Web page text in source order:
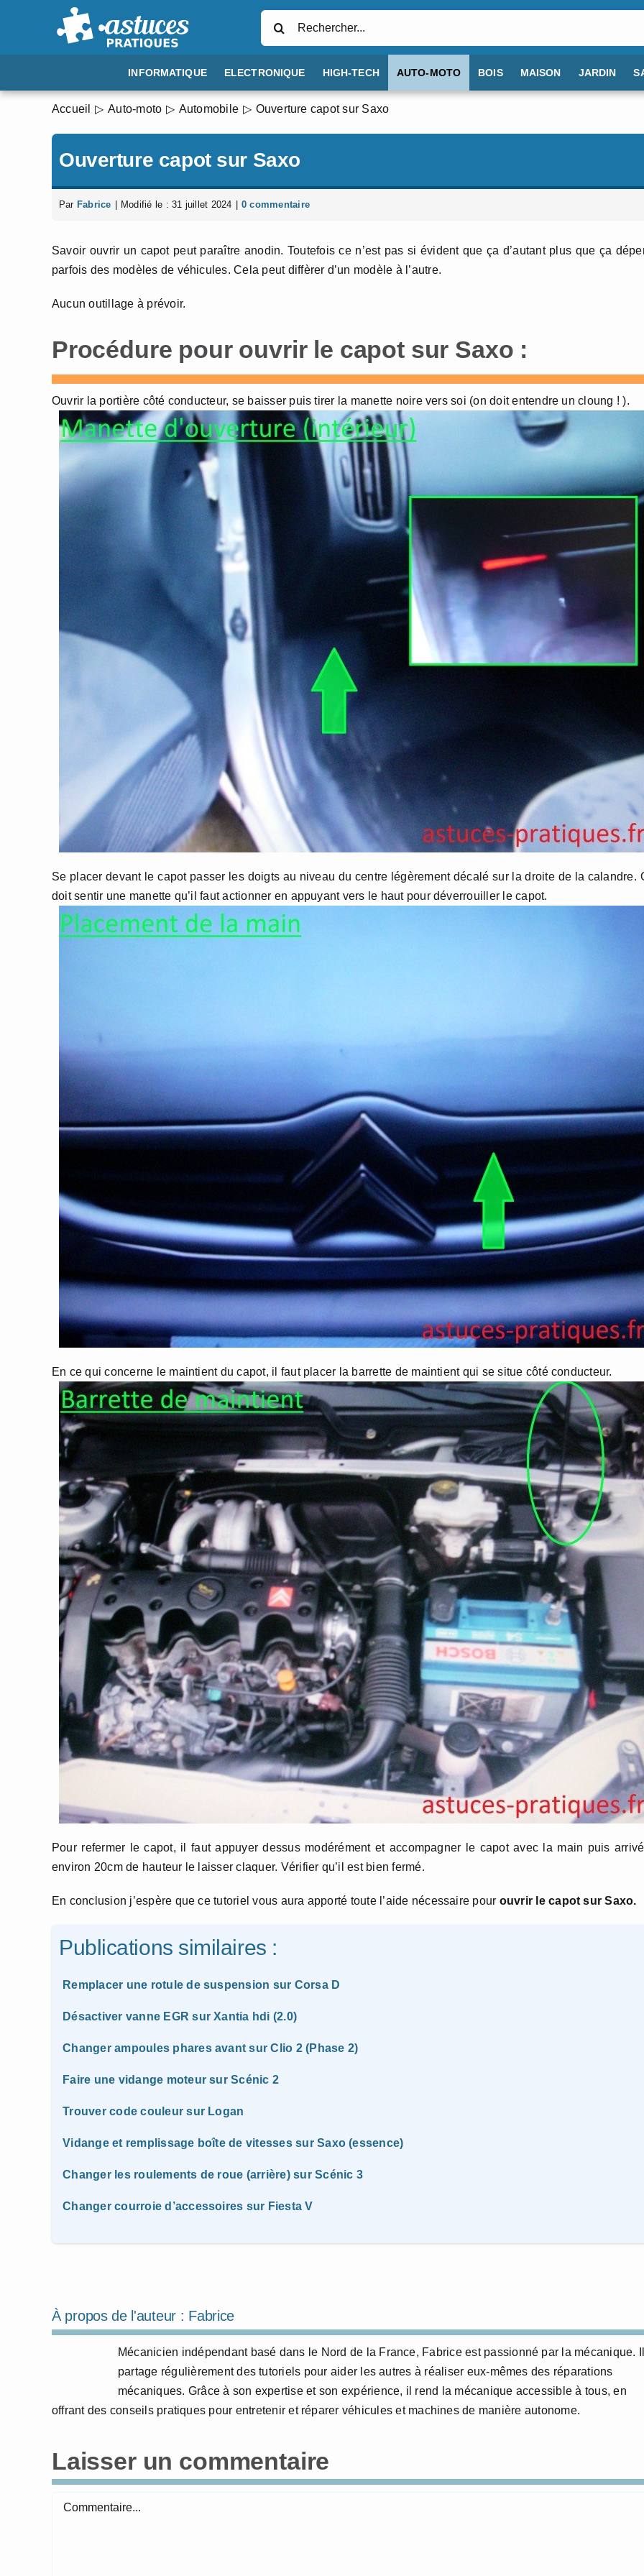
INFORMATIQUE ELECTRONIQUE HIGH-TECH AUTO-MOTO BOIS MAISON JARDIN
Accueil Auto-moto Automobile Ouverture capot sur Saxo
Ouverture capot sur Saxo
Par Fabrice Modifié le : 31 juillet 2024 0 commentaire
Savoir ouvrir un capot peut paraître anodin. Toutefois ce n’est pas si évident que ça d’autant plus que ça
parfois des modèles de véhicules. Cela peut diffèrer d’un modèle à l’autre.
Aucun outillage à prévoir.
Procédure pour ouvrir le capot sur Saxo :
Ouvrir la portière côté conducteur, se baisser puis tirer la manette noire vers soi (on doit entendre un cloung ! ).
Se placer devant le capot passer les doigts au niveau du centre légèrement décalé sur la droite de la calandre.
doit sentir une manette qu’il faut actionner en appuyant vers le haut pour déverrouiller le capot.
En ce qui concerne le maintient du capot, il faut placer la barrette de maintient qui se situe côté conducteur.
Pour refermer le capot, il faut appuyer dessus modérément et accompagner le capot avec la main puis
environ 20cm de hauteur le laisser claquer. Vérifier qu’il est bien fermé.
En conclusion j’espère que ce tutoriel vous aura apporté toute l’aide nécessaire pour ouvrir le capot sur Saxo.
Publications similaires :
Remplacer une rotule de suspension sur Corsa D
Désactiver vanne EGR sur Xantia hdi (2.0)
Changer ampoules phares avant sur Clio 2 (Phase 2)
Faire une vidange moteur sur Scénic 2
Trouver code couleur sur Logan
Vidange et remplissage boîte de vitesses sur Saxo (essence)
Changer les roulements de roue (arrière) sur Scénic 3
Changer courroie d’accessoires sur Fiesta V
À propos de l'auteur : Fabrice
Mécanicien indépendant basé dans le Nord de la France, Fabrice est passionné par la mécanique.
partage régulièrement des tutoriels pour aider les autres à réaliser eux-mêmes des réparations
mécaniques. Grâce à son expertise et son expérience, il rend la mécanique accessible à tous, en
offrant des conseils pratiques pour entretenir et réparer véhicules et machines de manière autonome.
Laisser un commentaire
Commentaire